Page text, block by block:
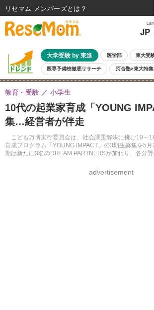
JP
大学受験 by 東進 医学部 東大受
医専予備校徹底リサーチ 河合塾×東大特集
親子で考える大学選び 高校受験 中学受験 小学
共通テスト 夏休み
8月開催イベント・WS 全国公立高校 過去問 人気記
自由研究教材（小学生向け）
10代の起業家育成「YOUNG
集…経営者が伴走
こども万博実行委員会は、社会課題解決に挑む10～
育成プログラム「YOUNG IMPACT」の3期生募集を5
期は新たに3名のDREAM PARTNERSが加わり、各分
教育・受験 小学生
advertisement
リセマム メンバーズ